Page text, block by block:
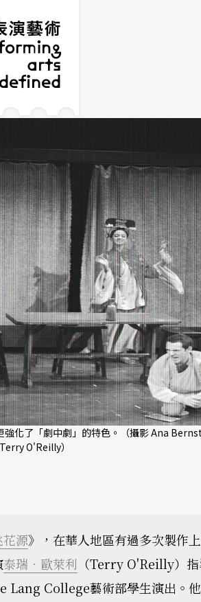
化了「劇中劇」的特色。（攝影 Ana
Terry O'Reilly）
花源》，在華人地區有過多次製作
泰瑞．歐萊利 （Terry O'Reilly）
Lang College藝術部學生演出。